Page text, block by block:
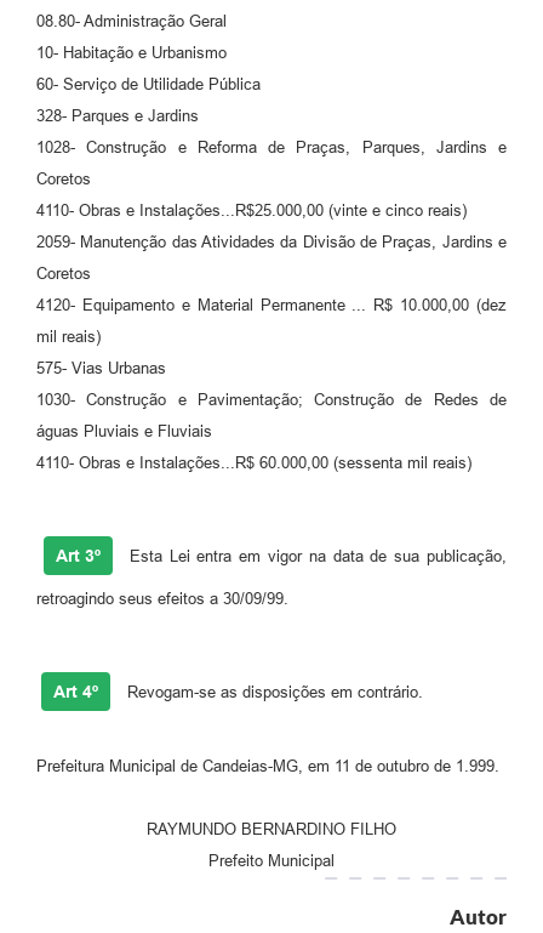
PNAB - CICLO 2
Prestação de Contas Secretária de Saúde
Prestação de Contas Secretaria de Educação
RELATÓRIO ESPORTE MUNICIPAL 2025
08.80- Administração Geral
10- Habitação e Urbanismo
60- Serviço de Utilidade Pública
328- Parques e Jardins
1028- Construção e Reforma de Praças, Parques, Jardins e
Coretos
4110- Obras e Instalações...R$25.000,00 (vinte e cinco reais)
2059- Manutenção das Atividades da Divisão de Praças, Jardins e
Coretos
4120- Equipamento e Material Permanente ... R$ 10.000,00 (dez
mil reais)
575- Vias Urbanas
1030- Construção e Pavimentação; Construção de Redes de
águas Pluviais e Fluviais
4110- Obras e Instalações...R$ 60.000,00 (sessenta mil reais)
Art 3º Esta Lei entra em vigor na data de sua publicação,
retroagindo seus efeitos a 30/09/99.
Art 4º Revogam-se as disposições em contrário.
Prefeitura Municipal de Candeias-MG, em 11 de outubro de 1.999.
RAYMUNDO BERNARDINO FILHO
Prefeito Municipal
Autor